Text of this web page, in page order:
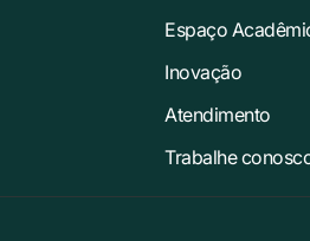
Espaço
Inovação
Atendimento
Trabalhe